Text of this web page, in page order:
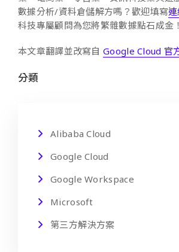
數據分析/資料倉儲解方嗎？歡迎填寫
科技專屬顧問為您將繁雜數據點石成金！
本文章翻譯並改寫自 Google Cloud 官
分類
Alibaba Cloud
Google Cloud
Google Workspace
Microsoft
第三方解決方案